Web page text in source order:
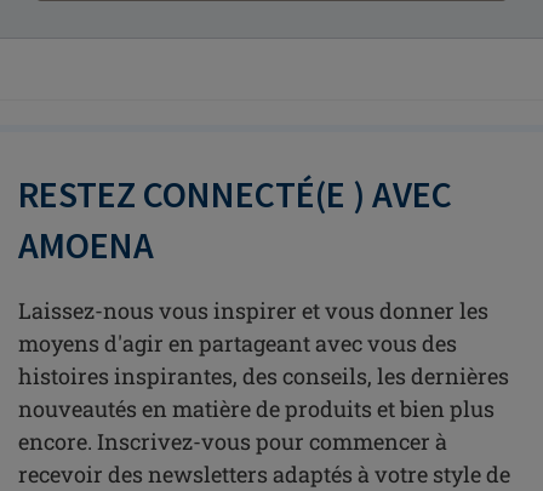
RESTEZ CONNECTÉ(E ) AVEC
AMOENA
Laissez-nous vous inspirer et vous donner les
moyens d'agir en partageant avec vous des
histoires inspirantes, des conseils, les dernières
nouveautés en matière de produits et bien plus
encore. Inscrivez-vous pour commencer à
recevoir des newsletters adaptés à votre style de